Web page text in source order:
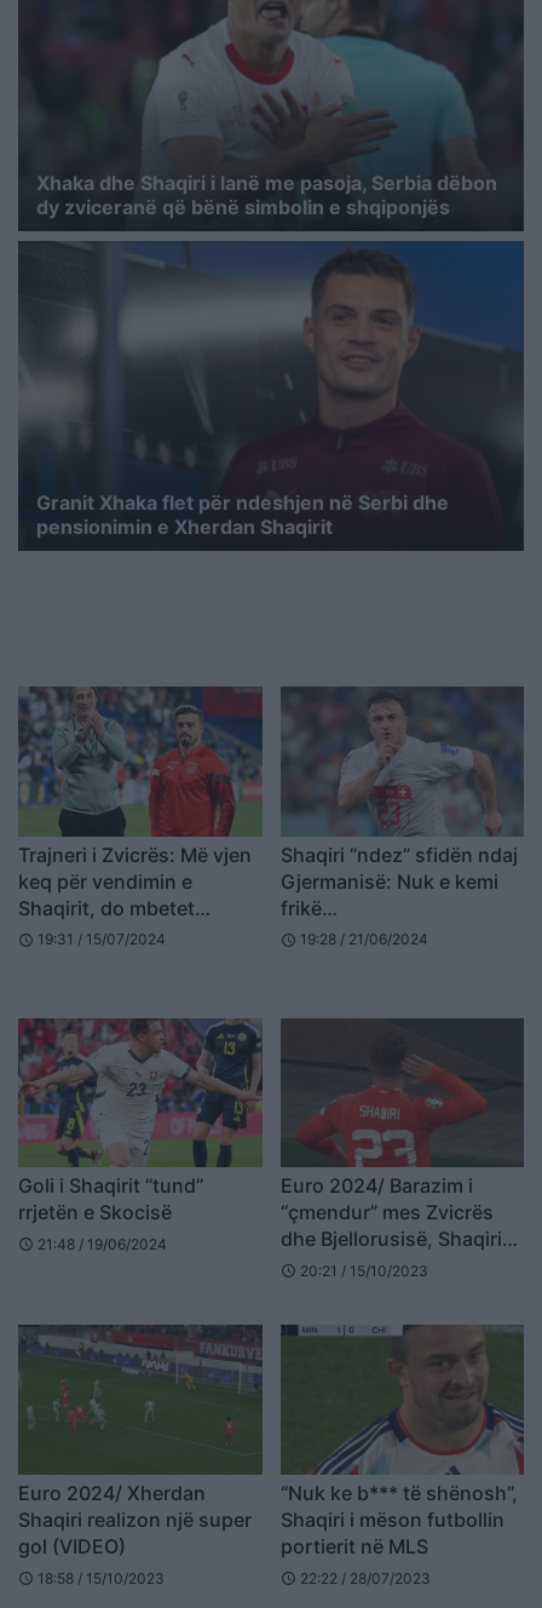
Xhaka dhe Shaqiri i lanë me pasoja, Serbia dëbon
dy zviceranë që bënë simbolin e shqiponjës
Granit Xhaka flet për ndeshjen në Serbi dhe
pensionimin e Xherdan Shaqirit
Trajneri i Zvicrës: Më vjen
keq për vendimin e
Shaqirit, do mbetet
rekordmen
schedule 19:31 / 15/07/2024
Shaqiri ”ndez” sfidën ndaj
Gjermanisë: Nuk e kemi
frikë…
schedule 19:28 / 21/06/2024
Goli i Shaqirit “tund”
rrjetën e Skocisë
schedule 21:48 / 19/06/2024
Euro 2024/ Barazim i
“çmendur” mes Zvicrës
dhe Bjellorusisë, Shaqiri
shënon super gol (VIDEO)
schedule 20:21 / 15/10/2023
Euro 2024/ Xherdan
Shaqiri realizon një super
gol (VIDEO)
schedule 18:58 / 15/10/2023
“Nuk ke b*** të shënosh”,
Shaqiri i mëson futbollin
portierit në MLS
schedule 22:22 / 28/07/2023